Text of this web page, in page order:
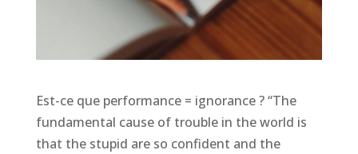
Est-ce que performance = ignorance ? “The
fundamental cause of trouble in the world is
that the stupid are so confident and the